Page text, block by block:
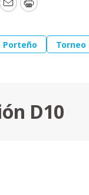
EmailPrint
Porteño Torneo
D10